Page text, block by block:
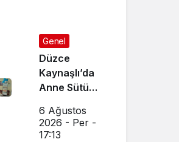
Genel
Düzce
Kaynaşlı’da
Anne Sütü
İçin Etkinlik
Düzenlendi
6 Ağustos
2026 - Per -
17:13